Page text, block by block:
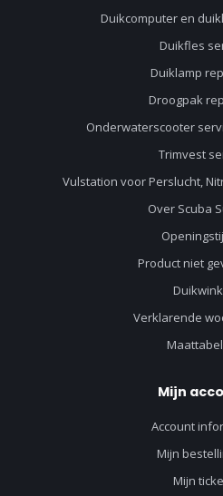
Duikcomputer en
Duikfles
Duiklamp
Droogpak
Onderwaterscooter
Trimvest
Vulstation voor Perslucht,
Over Scuba
Product niet
Verklarende
Mijn
Account
Mijn
Mijn